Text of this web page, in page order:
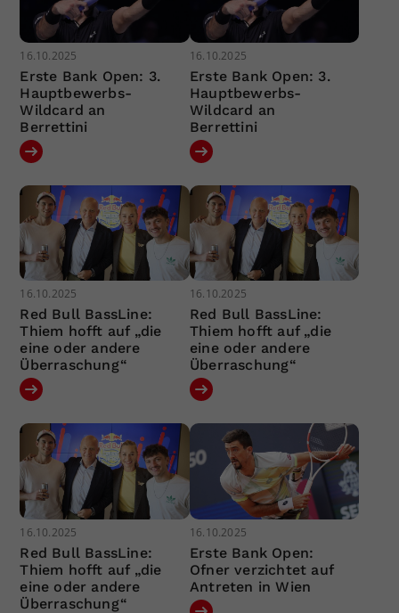
16.10.2025
Erste Bank Open: 3.
Hauptbewerbs-
Wildcard an
Berrettini
16.10.2025
Erste Bank Open: 3.
Hauptbewerbs-
Wildcard an
Berrettini
16.10.2025
Red Bull BassLine:
Thiem hofft auf „die
eine oder andere
Überraschung“
16.10.2025
Red Bull BassLine:
Thiem hofft auf „die
eine oder andere
Überraschung“
16.10.2025
Red Bull BassLine:
Thiem hofft auf „die
eine oder andere
Überraschung“
16.10.2025
Erste Bank Open:
Ofner verzichtet auf
Antreten in Wien